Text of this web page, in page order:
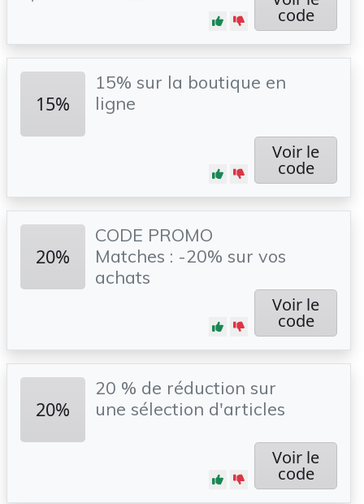
code
15%
15% sur la boutique en
ligne
Voir le
code
20%
CODE PROMO
Matches : -20% sur vos
achats
Voir le
code
20%
20 % de réduction sur
une sélection d'articles
Voir le
code